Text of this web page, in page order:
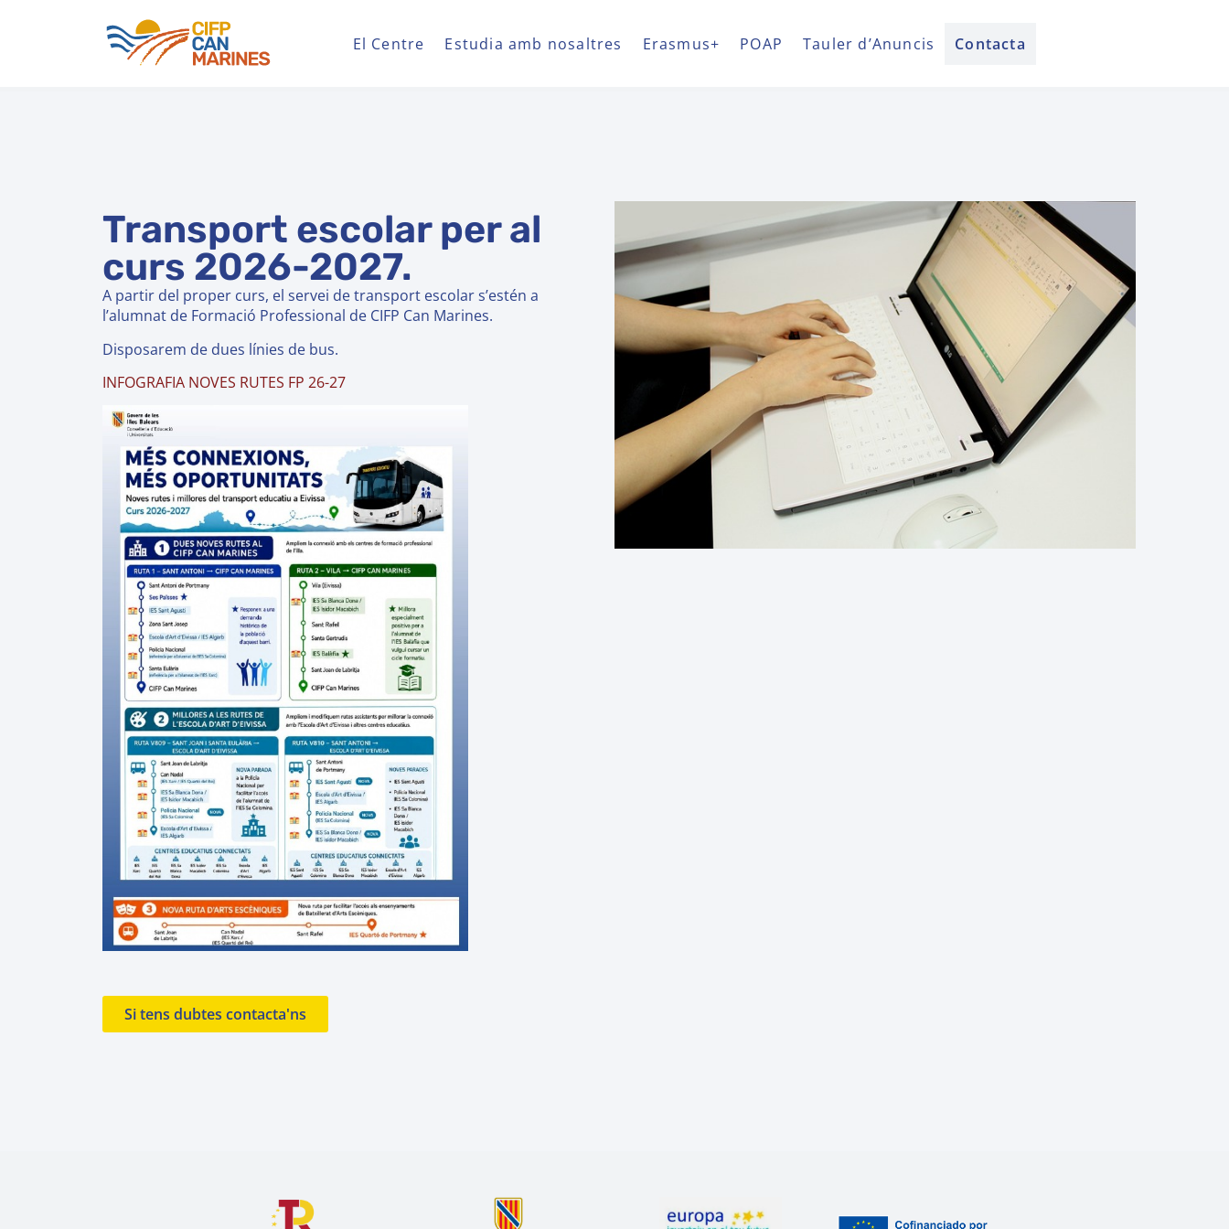
El Centre Estudia amb nosaltres Erasmus+ POAP Tauler d’Anuncis Contacta
Transport escolar per al
curs 2026-2027.
A partir del proper curs, el servei de transport escolar s’estén a
l’alumnat de Formació Professional de CIFP Can Marines.
Disposarem de dues línies de bus.
INFOGRAFIA NOVES RUTES FP 26-27
Si tens dubtes contacta'ns